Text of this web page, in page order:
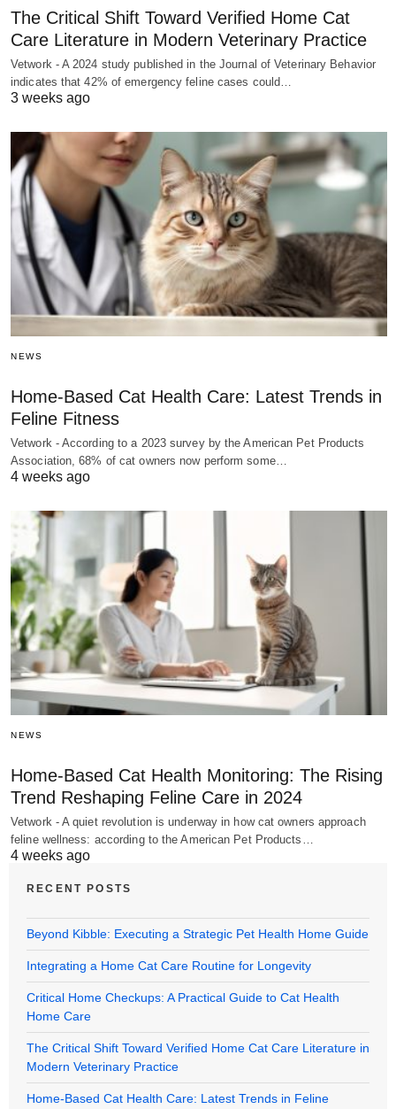
The Critical Shift Toward Verified Home Cat
Care Literature in Modern Veterinary Practice
Vetwork - A 2024 study published in the Journal of Veterinary Behavior
indicates that 42% of emergency feline cases could…
3 weeks ago
NEWS
Home-Based Cat Health Care: Latest Trends in
Feline Fitness
Vetwork - According to a 2023 survey by the American Pet Products
Association, 68% of cat owners now perform some…
4 weeks ago
NEWS
Home-Based Cat Health Monitoring: The Rising
Trend Reshaping Feline Care in 2024
Vetwork - A quiet revolution is underway in how cat owners approach
feline wellness: according to the American Pet Products…
4 weeks ago
RECENT POSTS
Beyond Kibble: Executing a Strategic Pet Health Home Guide
Integrating a Home Cat Care Routine for Longevity
Critical Home Checkups: A Practical Guide to Cat Health
Home Care
The Critical Shift Toward Verified Home Cat Care Literature in
Modern Veterinary Practice
Home-Based Cat Health Care: Latest Trends in Feline